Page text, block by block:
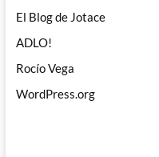
El Blog de Jotace
ADLO!
Rocío Vega
WordPress.org